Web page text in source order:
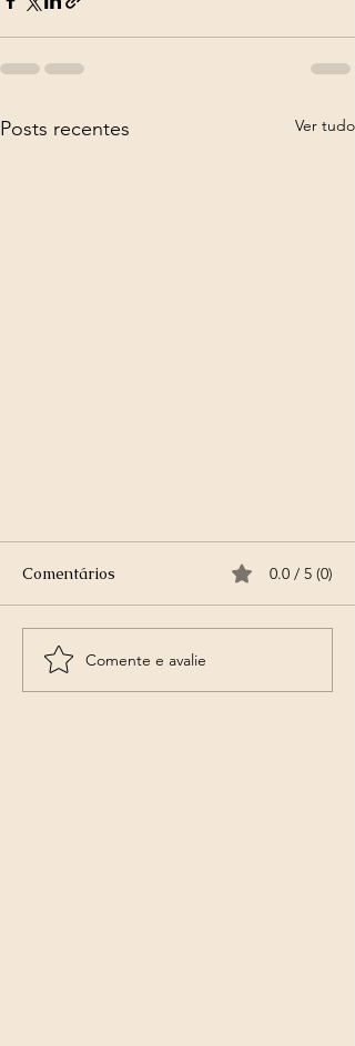
Posts recentes Ver tudo
Comentários 0.0 / 5 (0)
Comente e avalie